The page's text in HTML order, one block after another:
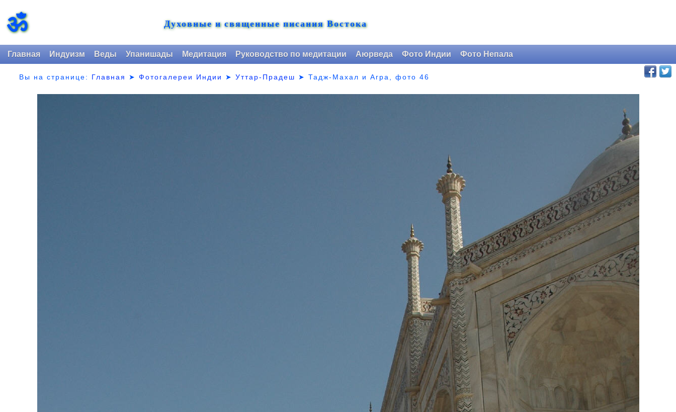
ॐ Духовные и священные писания Востока
Главная Индуизм Веды Упанишады Медитация Руководство по медитации Аюрведа Фото Индии Фото Непала
Вы на странице: Главная ➤Фотогалереи Индии ➤Уттар-Прадеш ➤Тадж-Махал и Агра, фото 46